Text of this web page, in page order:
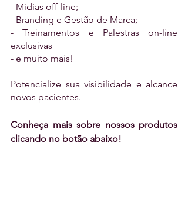
- Mídias off-line;
- Branding e Gestão de Marca;
- Treinamentos e Palestras on-line
exclusivas
- e muito mais!
Potencialize sua visibilidade e alcance
novos pacientes.
Conheça mais sobre nossos produtos
clicando no botão abaixo!